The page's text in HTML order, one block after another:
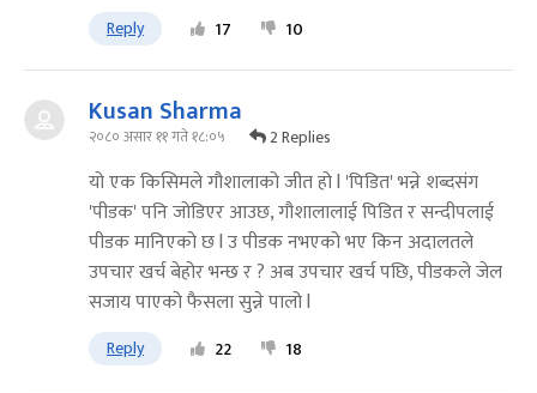
Reply 17 10
Kusan Sharma
२०८० असार ११ गते १८:०५ 2 Replies
यो एक किसिमले गौशालाको जीत हो l 'पिडित' भन्ने शब्दसंग
'पीडक' पनि जोडिएर आउछ, गौशालालाई पिडित र सन्दीपलाई
पीडक मानिएको छ l उ पीडक नभएको भए किन अदालतले
उपचार खर्च बेहोर भन्छ र ? अब उपचार खर्च पछि, पीडकले जेल
सजाय पाएको फैसला सुन्ने पालो l
Reply 22 18